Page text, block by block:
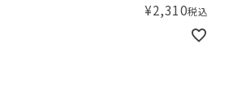
¥2,310税込